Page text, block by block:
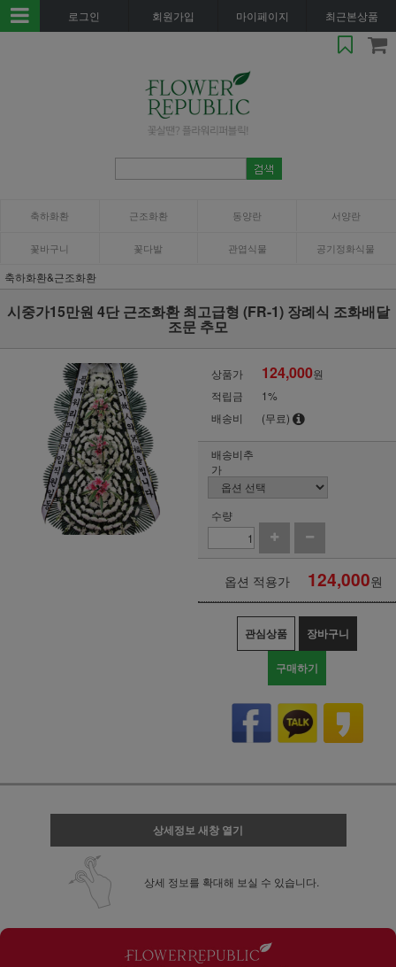
로그인 회원가입 마이페이지 최근본상품
축하화환 근조화환 동양란 서양란
꽃바구니 꽃다발 관엽식물 공기정화식물
축하화환&근조화환
시중가15만원 4단 근조화환 최고급형 (FR-1) 장례식 조화배달
조문 추모
상품가 124,000원
적립금
1%
배송비
(무료)
배송비추
가
수량
옵션 적용가 124,000원
관심상품 장바구니
구매하기
상세정보 새창 열기
상세 정보를 확대해 보실 수 있습니다.